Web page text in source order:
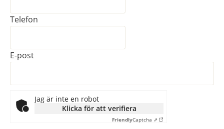
Telefon
E-post
Jag är inte en robot
Klicka för att verifiera
FriendlyCaptcha ⇗